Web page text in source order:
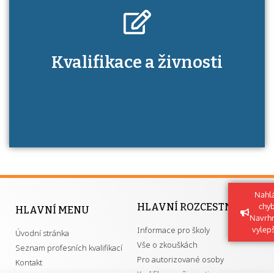
Kdo je to autorizovaná osoba a jaké výhody
má získání autorizace?
Kvalifikace a živnosti
HLAVNÍ MENU
Úvodní stránka
Seznam profesních kvalifikací
Kontakt
HLAVNÍ ROZCESTNÍK
Informace pro školy
Vše o zkouškách
Pro autorizované osoby